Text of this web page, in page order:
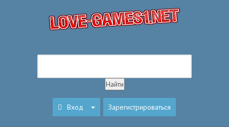
Вход Зарегистрироваться